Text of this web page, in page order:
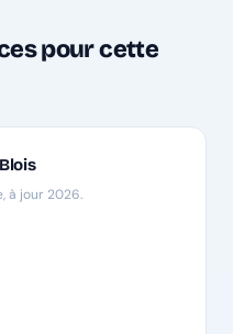
pour cette
à jour 2026.